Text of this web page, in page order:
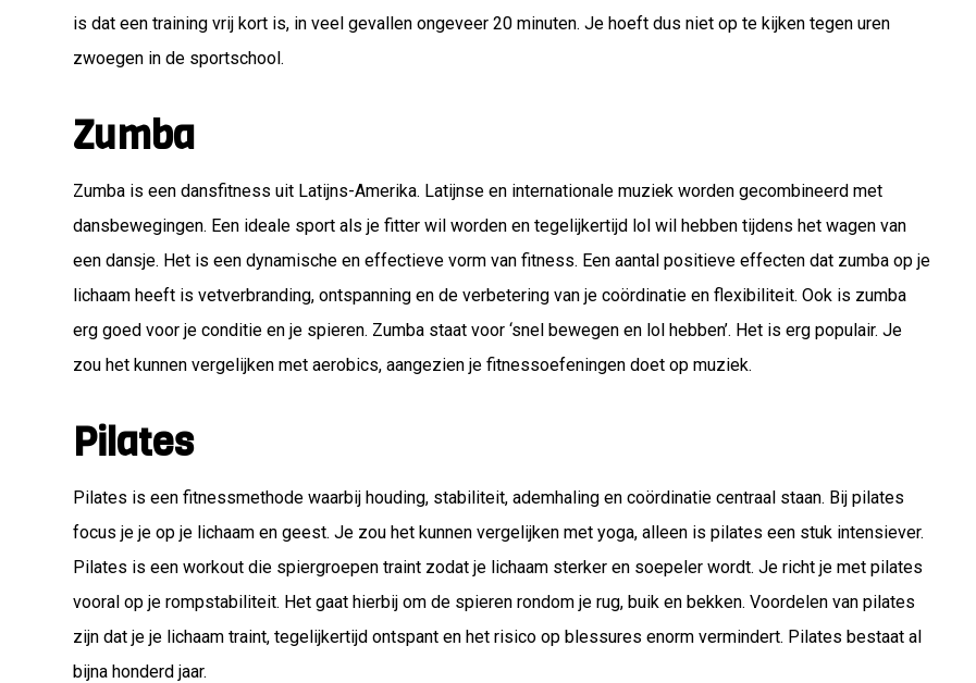
is dat een training vrij kort is, in veel gevallen ongeveer 20 minuten. Je hoeft dus niet op te kijken tegen uren
zwoegen in de sportschool.
Zumba
Zumba is een dansfitness uit Latijns-Amerika. Latijnse en internationale muziek worden gecombineerd met
dansbewegingen. Een ideale sport als je fitter wil worden en tegelijkertijd lol wil hebben tijdens het wagen van
een dansje. Het is een dynamische en effectieve vorm van fitness. Een aantal positieve effecten dat zumba op je
lichaam heeft is vetverbranding, ontspanning en de verbetering van je coördinatie en flexibiliteit. Ook is zumba
erg goed voor je conditie en je spieren. Zumba staat voor ‘snel bewegen en lol hebben’. Het is erg populair. Je
zou het kunnen vergelijken met aerobics, aangezien je fitnessoefeningen doet op muziek.
Pilates
Pilates is een fitnessmethode waarbij houding, stabiliteit, ademhaling en coördinatie centraal staan. Bij pilates
focus je je op je lichaam en geest. Je zou het kunnen vergelijken met yoga, alleen is pilates een stuk intensiever.
Pilates is een workout die spiergroepen traint zodat je lichaam sterker en soepeler wordt. Je richt je met pilates
vooral op je rompstabiliteit. Het gaat hierbij om de spieren rondom je rug, buik en bekken. Voordelen van pilates
zijn dat je je lichaam traint, tegelijkertijd ontspant en het risico op blessures enorm vermindert. Pilates bestaat al
bijna honderd jaar.